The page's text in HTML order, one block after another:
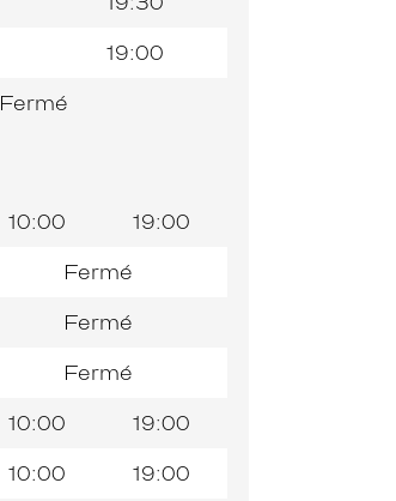
19:00
Fermé
10:00 19:00
Fermé
Fermé
Fermé
10:00 19:00
10:00 19:00